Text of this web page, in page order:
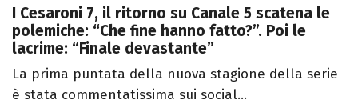
I Cesaroni 7, il ritorno su Canale 5 scatena le
polemiche: “Che fine hanno fatto?”. Poi le
lacrime: “Finale devastante”
La prima puntata della nuova stagione della serie
è stata commentatissima sui social...